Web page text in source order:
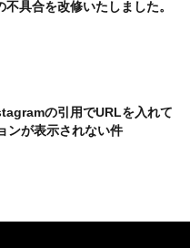
具合を改修いたしました。
の引用でURLを入れて
ンが表示されない件